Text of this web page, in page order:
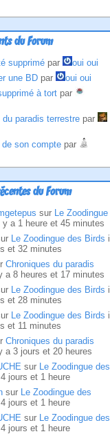
du Forum
supprimé par
oui oui
une BD par
oui oui
à tort par
du paradis terrestre par
son compte par
du Forum
sur Le Zoodingue
y a 1 heure et 45 minutes
Le Zoodingue des Birds il
et 32 minutes
Chroniques du paradis
a 8 heures et 17 minutes
Le Zoodingue des Birds il
et 28 minutes
Le Zoodingue des Birds il
et 11 minutes
Chroniques du paradis
a 3 jours et 20 heures
sur Le Zoodingue des
jours et 1 heure
sur Le Zoodingue des
jours et 1 heure
sur Le Zoodingue des
jours et 1 heure